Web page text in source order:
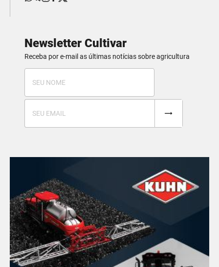
Newsletter Cultivar
Receba por e-mail as últimas notícias sobre agricultura